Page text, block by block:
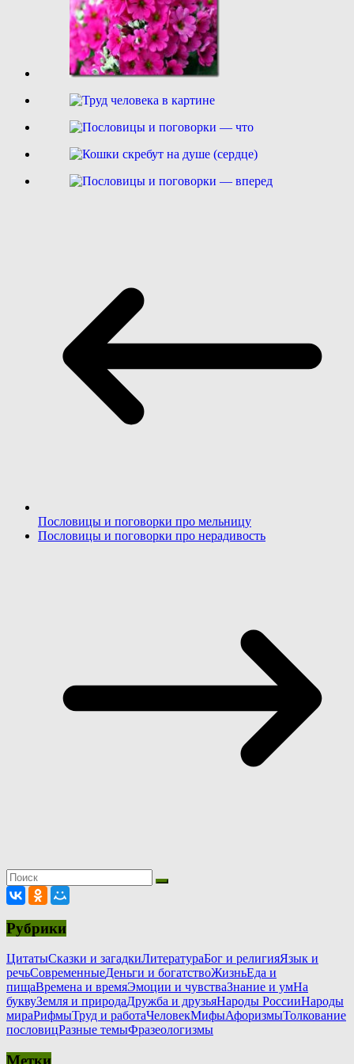
Пословицы и поговорки про мельницу
Пословицы и поговорки про нерадивость
Рубрики
ЦитатыСказки и загадкиЛитератураБог и религияЯзык и
речьСовременныеДеньги и богатствоЖизньЕда и
пищаВремена и времяЭмоции и чувстваЗнание и умНа
буквуЗемля и природаДружба и друзьяНароды РоссииНароды
мираРифмыТруд и работаЧеловекМифыАфоризмыТолкование
пословицРазные темыФразеологизмы
Метки